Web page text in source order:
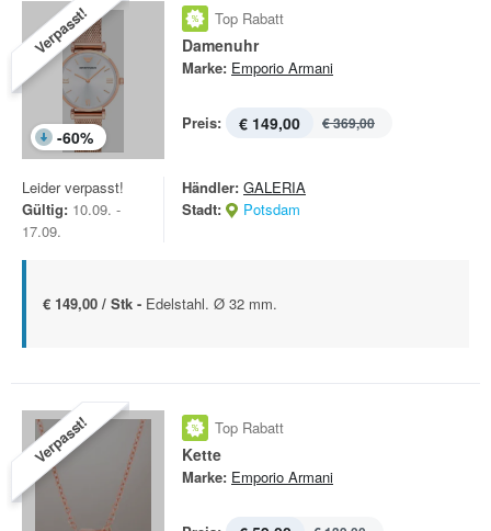
Verpasst!
-60%
Top Rabatt
Damenuhr
Marke: Emporio Armani
Preis: € 149,00 € 369,00
Leider verpasst!
Gültig: 10.09. -
17.09.
Händler: GALERIA
Stadt:
Potsdam
€ 149,00 / Stk - Edelstahl. Ø 32 mm.
Verpasst! Top Rabatt
Kette
Marke: Emporio Armani